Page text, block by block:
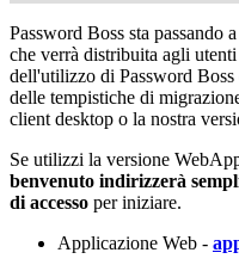
Password Boss sta passando a
che verrà distribuita agli utenti
dell'utilizzo di Password Boss
delle tempistiche di
client desktop o la nostra
Se utilizzi la versione
benvenuto indirizzerà
di accesso per iniziare.
Applicazione Web -